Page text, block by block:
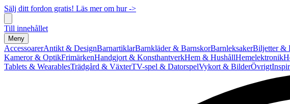
Sälj ditt fordon gratis! Läs mer om hur ->
Till innehållet
Meny
AccessoarerAntikt & DesignBarnartiklarBarnkläder & BarnskorBarnleksakerBiljetter &
Kameror & OptikFrimärkenHandgjort & KonsthantverkHem & HushållHemelektronik
Tablets & WearablesTrädgård & VäxterTV-spel & DatorspelVykort & BilderÖvrigt